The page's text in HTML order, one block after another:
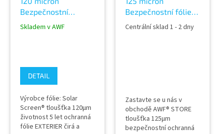
Bezpečnostní
EXTERIER čirá fólie
Skladem v AWF
DETAIL
Výrobce fólie: Solar
Screen® tloušťka 120µm
životnost 5 let ochranná
fólie EXTERIER čirá a
Bezpečnostní fólie
na skla tónovaná
Centrální sklad 1 - 2 dny
Zastavte se u nás v
obchodě AWF® STORE
tloušťka 125µm
bezpečnostní ochranná